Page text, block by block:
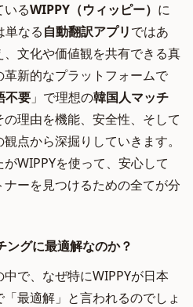
いるWIPPY（ウィッピー） に
単なる自動翻訳アプリではあ
文化や価値観を共有できる真
新的なプラットフォームで
不要 」で理想の韓国人マッチ
理由を機能、安全性、そして
点から深掘りしていきます。
WIPPYを使って、安心して
ーを見つけるための全てが分
ングに最適解なのか？
で、なぜ特にWIPPYが日本
最適解」と言われるのでしょ